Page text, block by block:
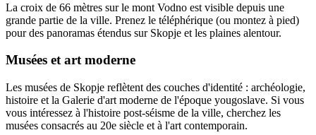
La croix de 66 mètres sur le mont Vodno est visible depuis une
grande partie de la ville. Prenez le téléphérique (ou montez à pied)
pour des panoramas étendus sur Skopje et les plaines alentour.
Musées et art moderne
Les musées de Skopje reflètent des couches d'identité : archéologie,
histoire et la Galerie d'art moderne de l'époque yougoslave. Si vous
vous intéressez à l'histoire post‑séisme de la ville, cherchez les
musées consacrés au 20e siècle et à l'art contemporain.